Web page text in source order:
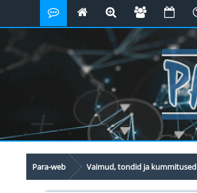
Para-web Vaimud, tondid ja kummitused